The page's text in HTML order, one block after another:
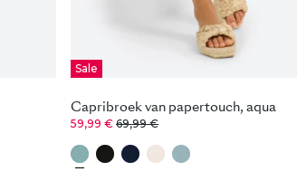
Sale
Capribroek van papertouch, aqua
59,99 € 69,99 €